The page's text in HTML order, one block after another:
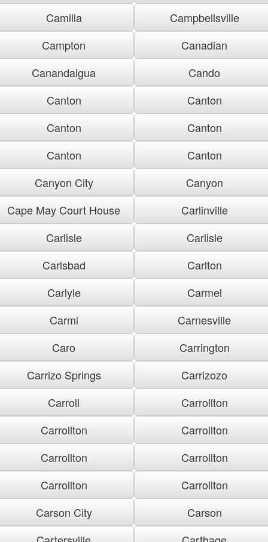
Camilla
Campbellsville
Campton
Canadian
Canandaigua
Cando
Canton
Canton
Canton
Canton
Canton
Canton
Canyon City
Canyon
Cape May Court House
Carlinville
Carlisle
Carlisle
Carlsbad
Carlton
Carlyle
Carmel
Carmi
Carnesville
Caro
Carrington
Carrizo Springs
Carrizozo
Carroll
Carrollton
Carrollton
Carrollton
Carrollton
Carrollton
Carrollton
Carrollton
Carson City
Carson